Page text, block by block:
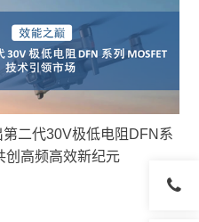
二代30V极低电阻DFN系
创高频高效新纪元